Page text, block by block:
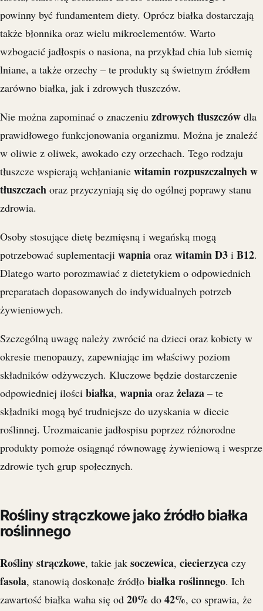
powinny być fundamentem diety. Oprócz białka dostarczają
także błonnika oraz wielu mikroelementów. Warto
wzbogacić jadłospis o nasiona, na przykład chia lub siemię
lniane, a także orzechy – te produkty są świetnym źródłem
zarówno białka, jak i zdrowych tłuszczów.
Nie można zapominać o znaczeniu zdrowych tłuszczów dla
prawidłowego funkcjonowania organizmu. Można je znaleźć
w oliwie z oliwek, awokado czy orzechach. Tego rodzaju
tłuszcze wspierają wchłanianie witamin rozpuszczalnych w
tłuszczach oraz przyczyniają się do ogólnej poprawy stanu
zdrowia.
Osoby stosujące dietę bezmięsną i wegańską mogą
potrzebować suplementacji wapnia oraz witamin D3 i B12.
Dlatego warto porozmawiać z dietetykiem o odpowiednich
preparatach dopasowanych do indywidualnych potrzeb
żywieniowych.
Szczególną uwagę należy zwrócić na dzieci oraz kobiety w
okresie menopauzy, zapewniając im właściwy poziom
składników odżywczych. Kluczowe będzie dostarczenie
odpowiedniej ilości białka, wapnia oraz żelaza – te
składniki mogą być trudniejsze do uzyskania w diecie
roślinnej. Urozmaicanie jadłospisu poprzez różnorodne
produkty pomoże osiągnąć równowagę żywieniową i wesprze
zdrowie tych grup społecznych.
Rośliny strączkowe jako źródło białka
roślinnego
Rośliny strączkowe, takie jak soczewica, ciecierzyca czy
fasola, stanowią doskonałe źródło białka roślinnego. Ich
zawartość białka waha się od 20% do 42%, co sprawia, że